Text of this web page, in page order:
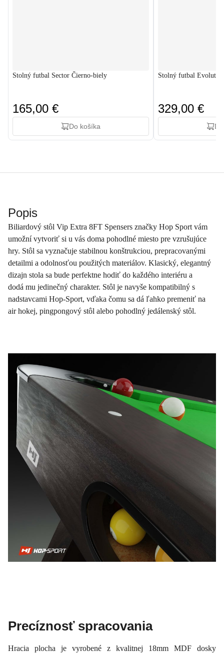
Stolný futbal Sector Čierno-biely
165,00 €
Do košíka
Stolný futbal
329,00 €
Popis
Biliardový stôl Vip Extra 8FT Spensers značky Hop Sport vám
umožní vytvoriť si u vás doma pohodlné miesto pre vzrušujúce
hry. Stôl sa vyznačuje stabilnou konštrukciou, prepracovanými
detailmi a odolnosťou použitých materiálov. Klasický, elegantný
dizajn stola sa bude perfektne hodiť do každého interiéru a
dodá mu jedinečný charakter. Stôl je navyše kompatibilný s
nadstavcami Hop-Sport, vďaka čomu sa dá ľahko premeniť na
air hokej, pingpongový stôl alebo pohodlný jedálenský stôl.
Precíznosť spracovania
Hracia plocha je vyrobené z kvalitnej 18mm MDF dosky